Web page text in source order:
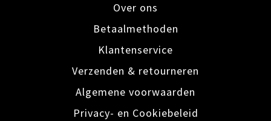
Over ons
Betaalmethoden
Klantenservice
Verzenden & retourneren
Algemene voorwaarden
Privacy- en Cookiebeleid